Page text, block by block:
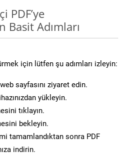
PDF’ye
Adımları
için lütfen şu adımları izleyin:
web sayfasını ziyaret edin.
yükleyin.
tıklayın.
bekleyin.
tamamlandıktan sonra PDF
indirin.